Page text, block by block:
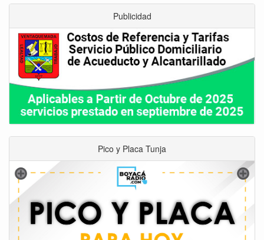
Publicidad
Pico y Placa Tunja